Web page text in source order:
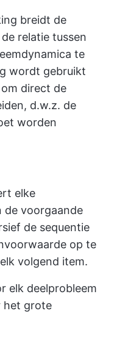
breidt de
relatie tussen
te
wordt gebruikt
direct de
d.w.z. de
worden
elke
de voorgaande
de sequentie
op te
volgend item.
elk deelprobleem
het grote